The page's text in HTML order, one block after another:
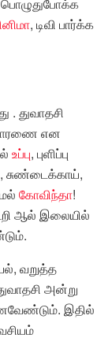
, டிவி பார்க்க
. துவாதசி
என
உப்பு, புளிப்பு
சுண்டைக்காய்,
கோவிந்தா!
ஆல் இலையில்
வறுத்த
அன்று
இதில்